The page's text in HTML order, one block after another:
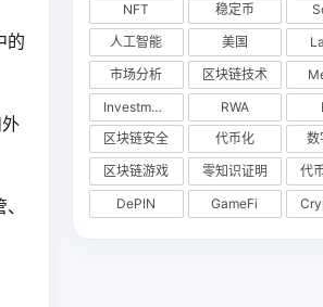
的
NFT
稳定币
人工智能
美国
市场分析
区块链技术
Investments
RWA
区块链安全
代币化
数
区块链游戏
零知识证明
代
DePIN
GameFi